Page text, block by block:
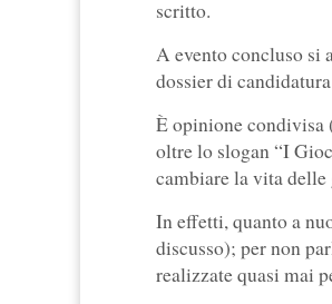
scritto.
A evento concluso si
dossier di
È opinione condivisa
oltre lo slogan “I
cambiare la vita
In effetti, quanto a
discusso); per non
realizzate quasi mai